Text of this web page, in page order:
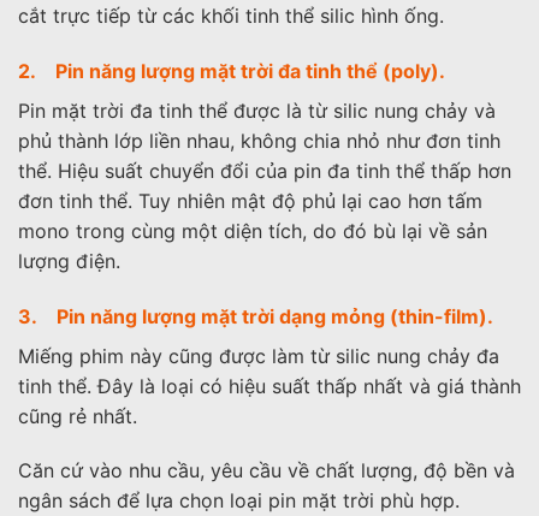
cắt trực tiếp từ các khối tinh thể silic hình ống.
2. Pin năng lượng mặt trời đa tinh thể (poly).
Pin mặt trời đa tinh thể được là từ silic nung chảy và
phủ thành lớp liền nhau, không chia nhỏ như đơn tinh
thể. Hiệu suất chuyển đổi của pin đa tinh thể thấp hơn
đơn tinh thể. Tuy nhiên mật độ phủ lại cao hơn tấm
mono trong cùng một diện tích, do đó bù lại về sản
lượng điện.
3. Pin năng lượng mặt trời dạng mỏng (thin-film).
Miếng phim này cũng được làm từ silic nung chảy đa
tinh thể. Đây là loại có hiệu suất thấp nhất và giá thành
cũng rẻ nhất.
Căn cứ vào nhu cầu, yêu cầu về chất lượng, độ bền và
ngân sách để lựa chọn loại pin mặt trời phù hợp.